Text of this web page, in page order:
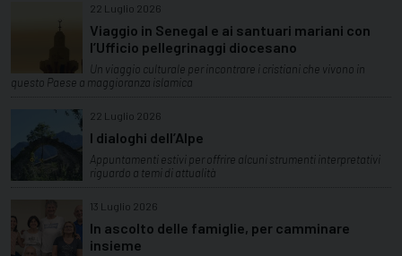
22 Luglio 2026
Viaggio in Senegal e ai santuari mariani con
l’Ufficio pellegrinaggi diocesano
Un viaggio culturale per incontrare i cristiani che vivono in
questo Paese a maggioranza islamica
22 Luglio 2026
I dialoghi dell’Alpe
Appuntamenti estivi per offrire alcuni strumenti interpretativi
riguardo a temi di attualità
13 Luglio 2026
In ascolto delle famiglie, per camminare
insieme